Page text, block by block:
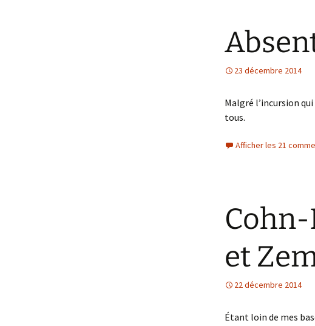
23 décembre 2014
Malgré l’incursion qui
tous.
Afficher les 21
et
22 décembre 2014
Étant loin de mes